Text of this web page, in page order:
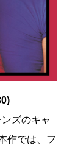
ズのキャ
作では、フ